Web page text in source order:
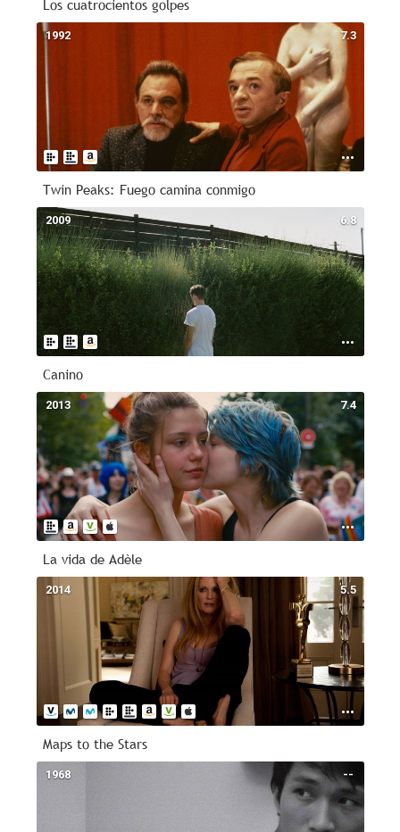
Los cuatrocientos golpes
7.3
1992
Twin Peaks: Fuego camina conmigo
6.8
2009
Canino
7.4
2013
La vida de Adèle
5.5
2014
Maps to the Stars
--
1968